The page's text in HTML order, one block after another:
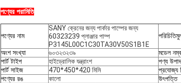
পণ্যের পরামিতি
পণ্যের নাম
SANY ক্রেনের জন্য পার্কার পাম্পের জন্য
60323239 প্লাঞ্জার পাম্প
P3145L00C1C30TA30V50S1B1E
অংশ সংখ্যা ৬০৩২৩২৩৯ মডেল
পার্ট টাইপ
হাইড্রোলিক যন্ত্রাংশ পণ্য
পার্ট সাইজ
470*450*420 মিমি প্রযোজ্য
পণ্যের রঙ
কালো উৎপত্তি